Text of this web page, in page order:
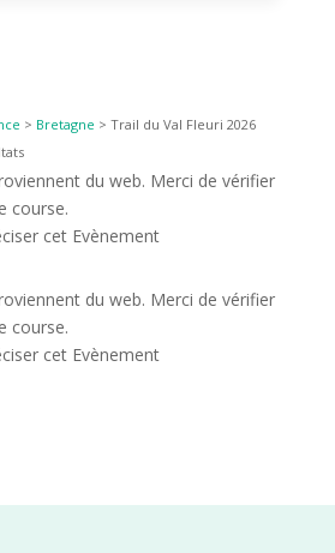
> Bretagne > Trail du Val Fleuri 2026
du web. Merci de vérifier
course.
cet Evènement
du web. Merci de vérifier
course.
cet Evènement